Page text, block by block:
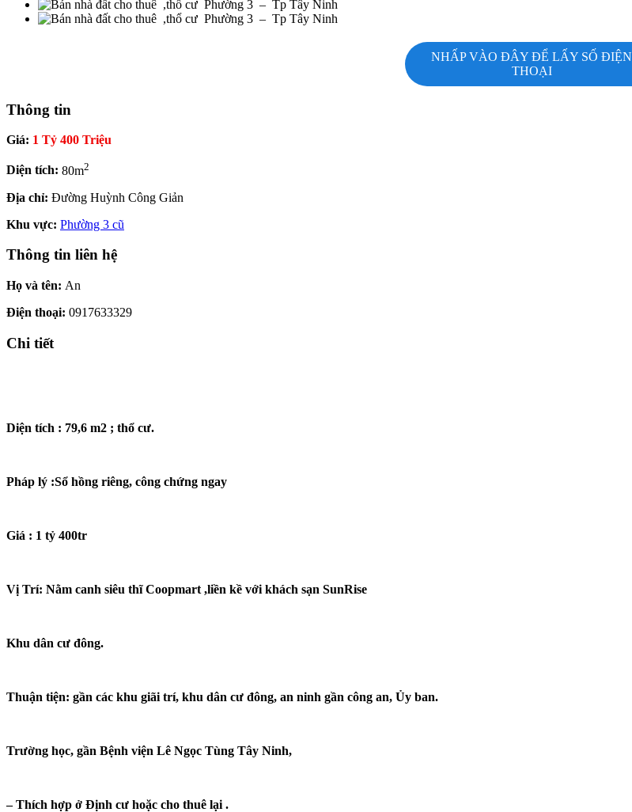
NHẤP VÀO ĐÂY ĐỂ LẤY SỐ ĐIỆN
THOẠI
Thông tin
Giá: 1 Tỷ 400 Triệu
Diện tích: 80m2
Địa chỉ: Đường Huỳnh Công Giản
Khu vực: Phường 3 cũ
Thông tin liên hệ
Họ và tên: An
Điện thoại: 0917633329
Chi tiết
Diện tích : 79,6 m2 ; thổ cư.
Pháp lý :Sổ hồng riêng, công chứng ngay
Giá : 1 tỷ 400tr
Vị Trí: Nằm canh siêu thĩ Coopmart ,liền kề với khách sạn SunRise
Khu dân cư đông.
Thuận tiện: gần các khu giãi trí, khu dân cư đông, an ninh gần công an, Ủy ban.
Trường học, gần Bệnh viện Lê Ngọc Tùng Tây Ninh,
– Thích hợp ở Định cư hoặc cho thuê lại .